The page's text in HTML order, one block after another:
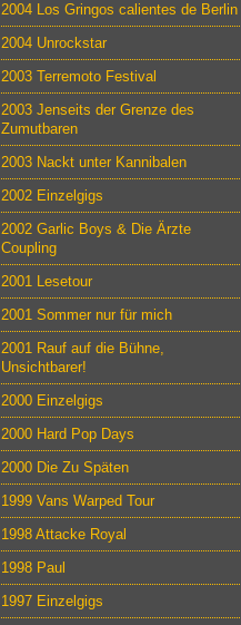
2004 Los Gringos calientes de Berlin
2004 Unrockstar
2003 Terremoto Festival
2003 Jenseits der Grenze des
Zumutbaren
2003 Nackt unter Kannibalen
2002 Einzelgigs
2002 Garlic Boys & Die Ärzte
Coupling
2001 Lesetour
2001 Sommer nur für mich
2001 Rauf auf die Bühne,
Unsichtbarer!
2000 Einzelgigs
2000 Hard Pop Days
2000 Die Zu Späten
1999 Vans Warped Tour
1998 Attacke Royal
1998 Paul
1997 Einzelgigs